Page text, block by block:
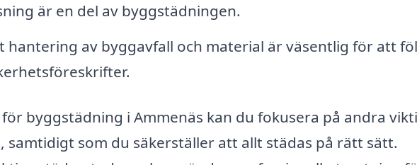
är en del av byggstädningen.
hantering av byggavfall och material är väsentlig för att
byggstädning i Ammenäs kan du fokusera på andra
som du säkerställer att allt städas på rätt sätt.